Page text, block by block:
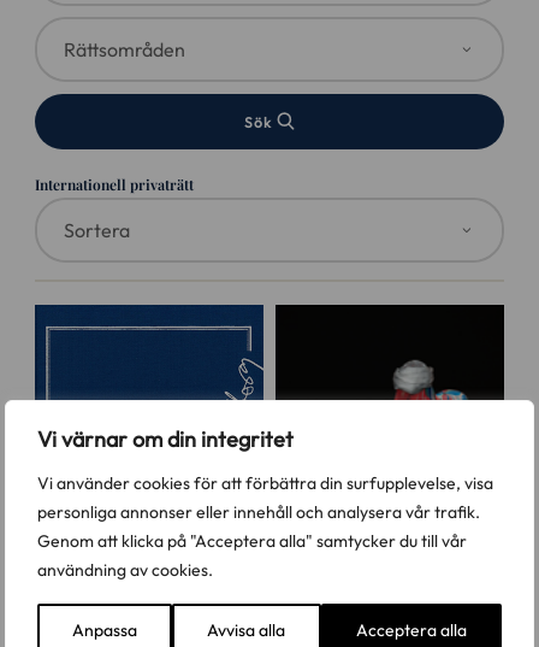
Vi värnar om din integritet
Vi använder cookies för att förbättra din surfupplevelse, visa
personliga annonser eller innehåll och analysera vår trafik.
Genom att klicka på "Acceptera alla" samtycker du till vår
användning av cookies.
Anpassa Avvisa alla Acceptera alla
Sök
Internationell privaträtt